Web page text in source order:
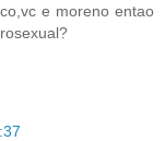
e moreno entao